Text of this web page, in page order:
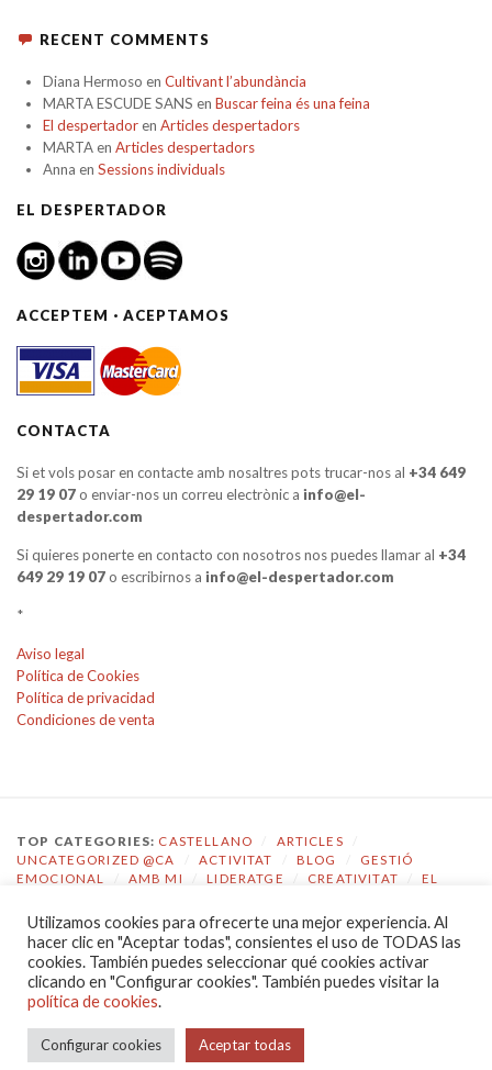
RECENT COMMENTS
Diana Hermoso en Cultivant l’abundància
MARTA ESCUDE SANS en Buscar feina és una feina
El despertadoren Articles despertadors
MARTAen Articles despertadors
Anna en Sessions individuals
EL DESPERTADOR
ACCEPTEM · ACEPTAMOS
CONTACTA
Si et vols posar en contacte amb nosaltres pots trucar-nos al +34 649
29 19 07o enviar-nos un correu electrònic a info@el-
despertador.com
Si quieres ponerte en contacto con nosotros nos puedes llamar al +34
649 29 19 07o escribirnos a info@el-despertador.com
*
Aviso legal
Política de Cookies
Política de privacidad
Condiciones de venta
TOP CATEGORIES: CASTELLANO ARTICLES
UNCATEGORIZED @CA
ACTIVITAT BLOG
GESTIÓ
EMOCIONAL
AMB MI LIDERATGE CREATIVITAT
EL
TOP TAGS: COACHING / GESTIÓ EMOCIONAL / ECOLOGIA
EMOCIONAL / EL DESPERTADOR / CONSCIÈNCIA /
AUTOCONEIXEMENT / JOVES / COMPETÈNCIES /
COMUNICACIÓ / LIDERATGE
THEME: CHRONICLE BY PRO THEME DESIGN
Utilizamos cookies para ofrecerte una mejor experiencia. Al
hacer clic en "Aceptar todas", consientes el uso de TODAS las
cookies. También puedes seleccionar qué cookies activar
clicando en "Configurar cookies". También puedes visitar la
política de cookies.
Configurar cookies Aceptar todas